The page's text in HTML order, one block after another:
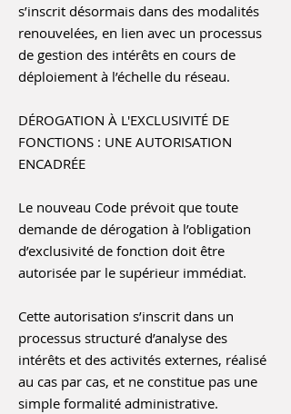
s’inscrit désormais dans des modalités
renouvelées, en lien avec un processus
de gestion des intérêts en cours de
déploiement à l’échelle du réseau.
DÉROGATION À L'EXCLUSIVITÉ DE
FONCTIONS : UNE AUTORISATION
ENCADRÉE
Le nouveau Code prévoit que toute
demande de dérogation à l’obligation
d’exclusivité de fonction doit être
autorisée par le supérieur immédiat.
Cette autorisation s’inscrit dans un
processus structuré d’analyse des
intérêts et des activités externes, réalisé
au cas par cas, et ne constitue pas une
simple formalité administrative.